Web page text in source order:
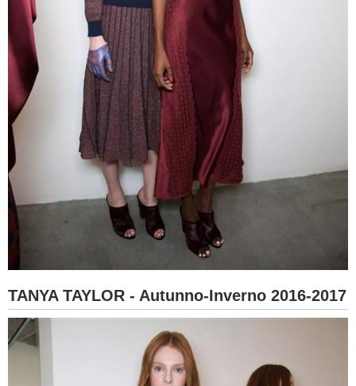
TANYA TAYLOR - Autunno-Inverno 2016-2017